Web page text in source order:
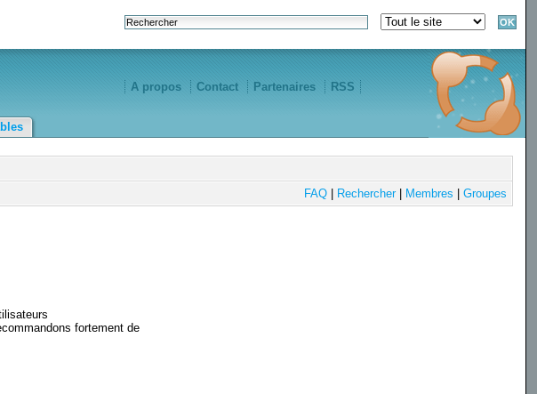
A propos Contact Partenaires RSS
FAQ| Rechercher| Membres Groupes
fortement de